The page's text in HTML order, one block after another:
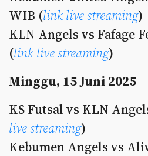
WIB (link live streaming)
KLN Angels vs Fafage
(link live streaming)
Minggu, 15 Juni 2025
KS Futsal vs KLN
live streaming)
Kebumen Angels vs